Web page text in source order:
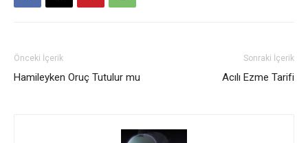
Önceki İçerik
Hamileyken Oruç Tutulur mu
Sonraki İçerik
Acılı Ezme Tarifi